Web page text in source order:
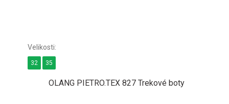
OLANG PIETRO.TEX 827 Trekové boty
32 35